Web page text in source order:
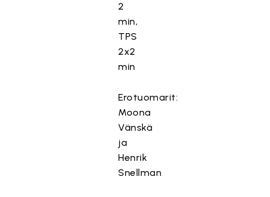
2
min,
TPS
2x2
min
Erotuomarit:
Moona
Vänskä
ja
Henrik
Snellman